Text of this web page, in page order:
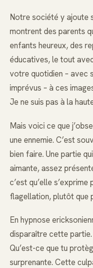
Notre société y ajoute
montrent des parents
enfants heureux, des
éducatives, le tout
votre quotidien – avec
imprévus – à ces
Je ne suis pas à la
Mais voici ce que
une ennemie. C’est
bien faire. Une partie
aimante, assez
c’est qu’elle
flagellation, plutôt que
En hypnose
disparaître cette partie.
Qu’est-ce que tu
surprenante. Cette